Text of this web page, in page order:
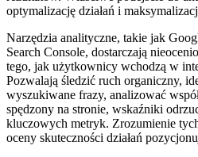
optymalizację działań i
Narzędzia analityczne, takie jak
Search Console, dostarczają
tego, jak użytkownicy wchodzą w
Pozwalają śledzić ruch organiczny,
wyszukiwane frazy, analizować
spędzony na stronie, wskaźniki
kluczowych metryk. Zrozumienie
oceny skuteczności działań